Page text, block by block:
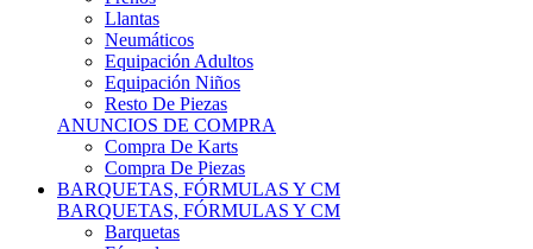
Llantas
Neumáticos
Equipación Adultos
Equipación Niños
Resto De Piezas
ANUNCIOS DE COMPRA
Compra De Karts
Compra De Piezas
BARQUETAS, FÓRMULAS Y CM
BARQUETAS, FÓRMULAS Y CM
Barquetas